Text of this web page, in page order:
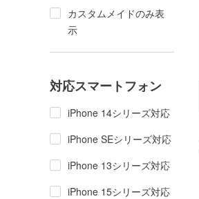
カスタムメイドのみ表
示
対応スマートフォン
iPhone 14シリーズ対応
iPhone SEシリーズ対応
iPhone 13シリーズ対応
iPhone 15シリーズ対応